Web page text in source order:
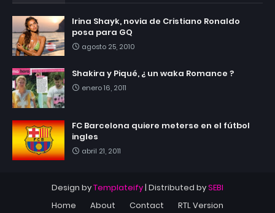
Irina Shayk, novia de Cristiano Ronaldo
posa para GQ
agosto 25, 2010
Shakira y Piqué, ¿ un waka Romance ?
enero 16, 2011
FC Barcelona quiere meterse en el fútbol
ingles
abril 21, 2011
Design byTemplateify| Distributed bySEBI
Home
About Contact RTL Version